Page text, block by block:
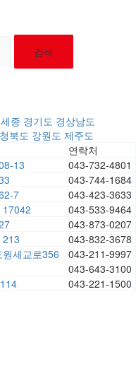
검색
세종 경기도 경상남도
북도 강원도 제주도
연락처
13
043-732-4801
043-744-1684
7
043-423-3633
17042
043-533-9464
043-873-0207
213
043-832-3678
세교로356
043-211-9997
043-643-3100
043-221-1500